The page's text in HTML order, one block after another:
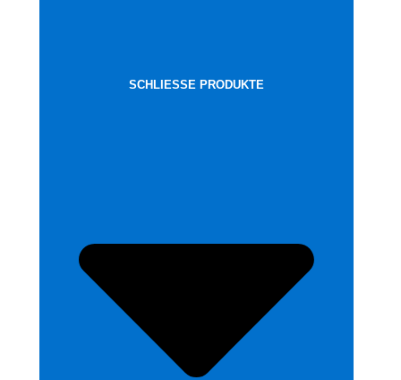
SCHLIESSE PRODUKTE